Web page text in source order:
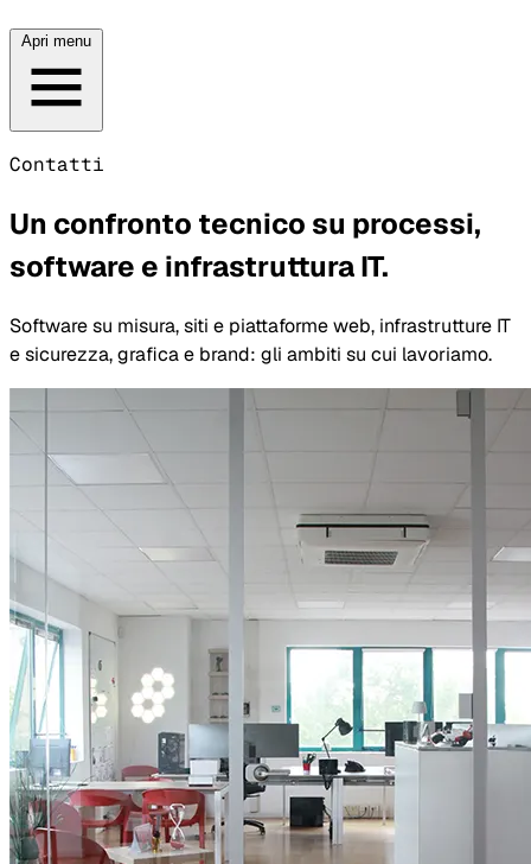
Apri menu
Contatti
Un confronto tecnico su processi,
software e infrastruttura IT.
Software su misura, siti e piattaforme web, infrastrutture IT
e sicurezza, grafica e brand: gli ambiti su cui lavoriamo.